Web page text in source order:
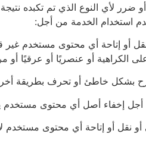
لأي النوع الذي تم تكبده نتيجة
استخدام الخدمة من أجل:
نقل أو إتاحة أي محتوى مستخدم
الكراهية أو عنصريًا أو عرقيًا
خاطئ أو تحرف بطريقة أخرى
إخفاء أصل أي محتوى مستخدم
أو نقل أو إتاحة أي محتوى